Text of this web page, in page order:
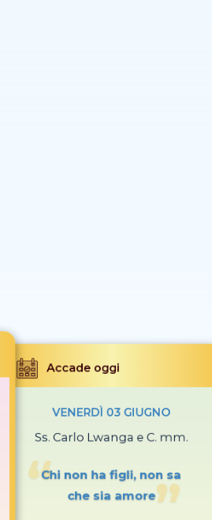
Accade oggi
VENERDÌ 03 GIUGNO
Ss. Carlo Lwanga e C. mm.
Chi non ha figli, non sa
che sia amore